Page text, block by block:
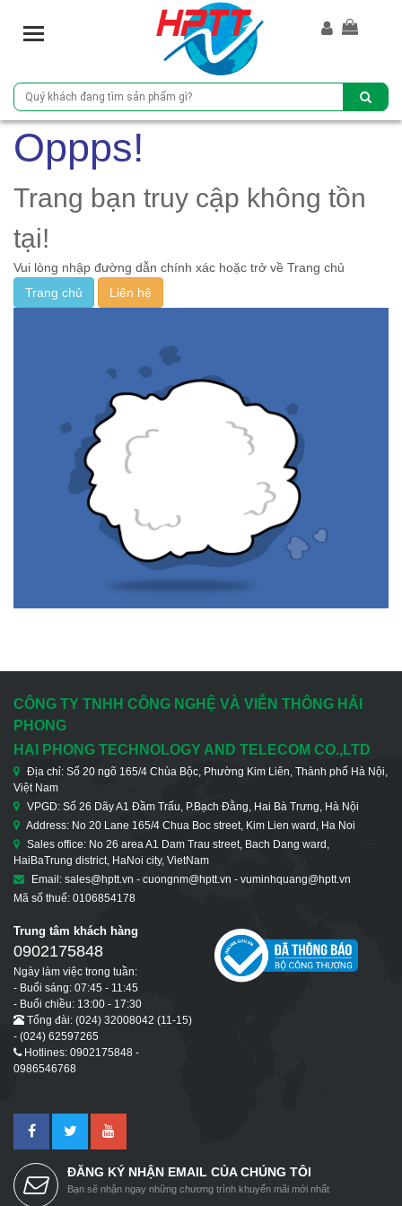
T
l
e
n
i
g
a
t
i
o
Oppps!
Trang bạn truy cập không tồn
tại!
Vui lòng nhập đường dẫn chính xác hoặc trở về Trang chủ
Trang chủ
Liên hệ
CÔNG TY TNHH CÔNG NGHỆ VÀ VIỄN THÔNG HẢI
PHONG
HAI PHONG TECHNOLOGY AND TELECOM CO.,LTD
Địa chỉ: Số 20 ngõ 165/4 Chùa Bộc, Phường Kim Liên, Thành phố Hà Nội,
Việt Nam
VPGD: Số 26 Dãy A1 Đầm Trấu, P.Bạch Đằng, Hai Bà Trưng, Hà Nội
Address: No 20 Lane 165/4 Chua Boc street, Kim Lien ward, Ha Noi
Sales office: No 26 area A1 Dam Trau street, Bach Dang ward,
HaiBaTrung district, HaNoi city, VietNam
Email: sales@hptt.vn - cuongnm@hptt.vn - vuminhquang@hptt.vn
Mã số thuế: 0106854178
Trung tâm khách hàng
0902175848
Ngày làm việc trong tuần:
- Buổi sáng: 07:45 - 11:45
- Buổi chiều: 13:00 - 17:30
Tổng đài: (024) 32008042 (11-15)
- (024) 62597265
Hotlines: 0902175848 -
0986546768
ĐĂNG KÝ NHẬN EMAIL CỦA CHÚNG TÔI
Bạn sẽ nhận ngay những chương trình khuyến mãi mới nhất